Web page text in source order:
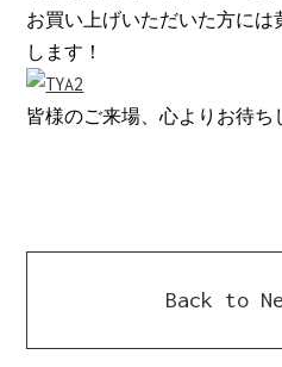
お買い上げいただいた方に
します！
皆様のご来場、心よりお待ち
Back to